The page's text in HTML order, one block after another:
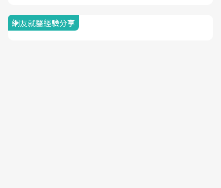
網友就醫經驗分享